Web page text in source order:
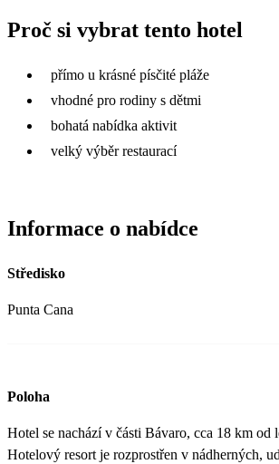
54 339
Proč si vybrat tento hotel
přímo u krásné písčité pláže
vhodné pro rodiny s dětmi
bohatá nabídka aktivit
velký výběr restaurací
Informace o nabídce
Středisko
Punta Cana
Poloha
Hotel se nachází v části Bávaro, cca 18 km od
Hotelový resort je rozprostřen v nádherných,